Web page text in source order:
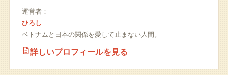
運営者：
ひろし
ベトナムと日本の関係を愛して止まない人間。
詳しいプロフィールを見る